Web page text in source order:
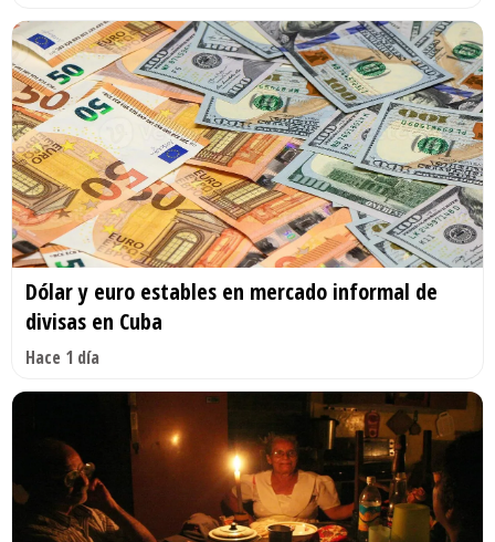
Dólar y euro estables en mercado informal de
divisas en Cuba
Hace 1 día